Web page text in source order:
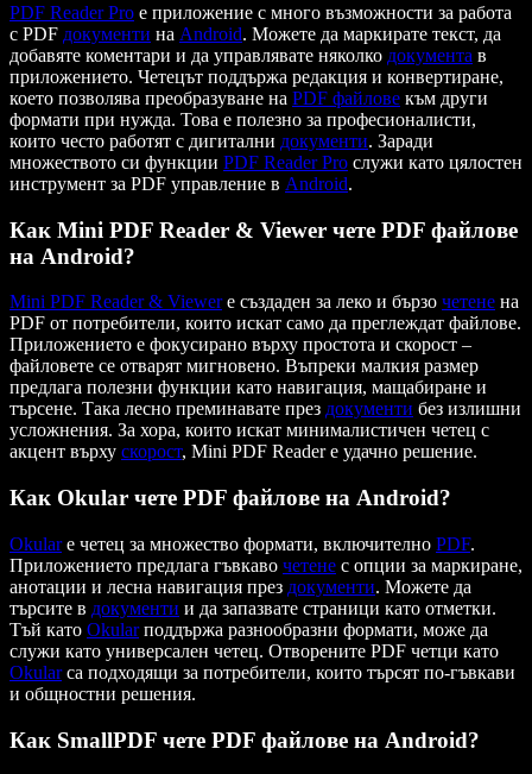
PDF Reader Pro е приложение с много възможности за работа
с PDF документи на Android. Можете да маркирате текст, да
добавяте коментари и да управлявате няколко документа в
приложението. Четецът поддържа редакция и конвертиране,
което позволява преобразуване на PDF файлове към други
формати при нужда. Това е полезно за професионалисти,
които често работят с дигитални документи. Заради
множеството си функции PDF Reader Pro служи като цялостен
инструмент за PDF управление в Android.
Как Mini PDF Reader & Viewer чете PDF файлове
на Android?
Mini PDF Reader & Viewerе създаден за леко и бързо четене на
PDF от потребители, които искат само да преглеждат файлове.
Приложението е фокусирано върху простота и скорост –
файловете се отварят мигновено. Въпреки малкия размер
предлага полезни функции като навигация, мащабиране и
търсене. Така лесно преминавате през документи без излишни
усложнения. За хора, които искат минималистичен четец с
акцент върху скорост, Mini PDF Reader е удачно решение.
Как Okular чете PDF файлове на Android?
Okularе четец за множество формати, включително PDF.
Приложението предлага гъвкаво четене с опции за маркиране,
анотации и лесна навигация през документи. Можете да
търсите в документи и да запазвате страници като отметки.
Тъй като Okularподдържа разнообразни формати, може да
служи като универсален четец. Отворените PDF четци като
Okularса подходящи за потребители, които търсят по-гъвкави
и общностни решения.
Как SmallPDF чете PDF файлове на Android?